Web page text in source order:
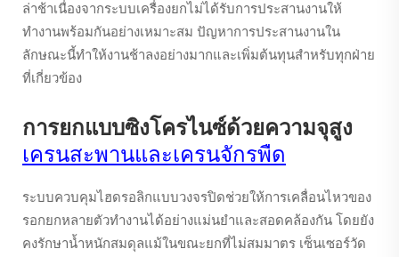
ล่าช้าเนื่องจากระบบเครื่องยกไม่ได้รับการประสานงานให้
ทำงานพร้อมกันอย่างเหมาะสม ปัญหาการประสานงานใน
ลักษณะนี้ทำให้งานช้าลงอย่างมากและเพิ่มต้นทุนสำหรับทุกฝ่าย
ที่เกี่ยวข้อง
การยกแบบซิงโครไนซ์ด้วยความจุสูง
เครนสะพานและเครนจักรพืด
ระบบควบคุมไฮดรอลิกแบบวงจรปิดช่วยให้การเคลื่อนไหวของ
รอกยกหลายตัวทำงานได้อย่างแม่นยำและสอดคล้องกัน โดยยัง
คงรักษาน้ำหนักสมดุลแม้ในขณะยกที่ไม่สมมาตร เซ็นเซอร์วัด